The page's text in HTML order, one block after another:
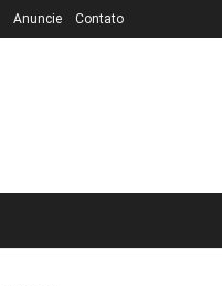
Anuncie Contato